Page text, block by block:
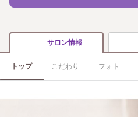
サロン情報
トップ こだわり フォト